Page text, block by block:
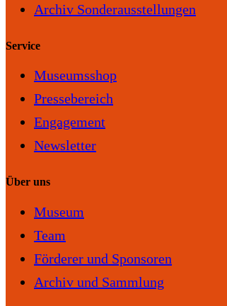
Archiv Sonderausstellungen
Service
Museumsshop
Pressebereich
Engagement
Newsletter
Über uns
Museum
Team
Förderer und Sponsoren
Archiv und Sammlung